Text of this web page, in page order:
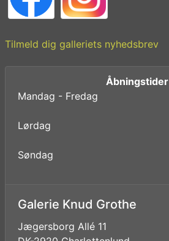
Tilmeld dig galleriets nyhedsbrev
Åbningstider
Mandag - Fredag
Lørdag
Søndag
Galerie Knud Grothe
Jægersborg Allé 11